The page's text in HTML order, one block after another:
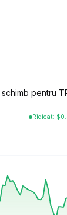
pentru
Ridicat: $